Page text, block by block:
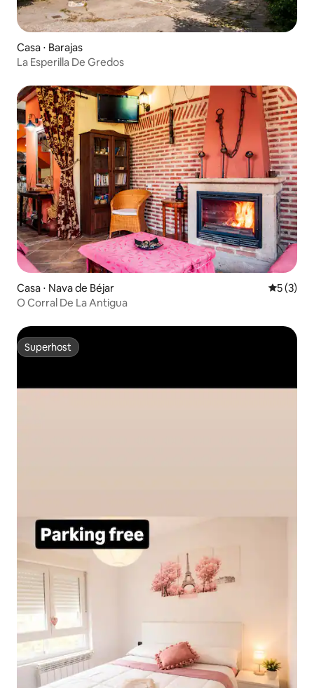
Casa ⋅ Barajas
La Esperilla De Gredos
Casa ⋅ Nava de Béjar 5 de
5 (3)
O Corral De La Antigua
Superhost
Superhost